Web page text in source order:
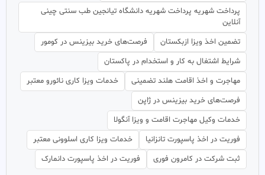
پرداخت شهریه پرداخت شهریه دانشگاه تیانجین طب سنتی چینی
آنلاین
تضمین اخذ ویزا ازبکستان
فرصت‌های خرید بیزینس در کومور
شرایط اشتغال به کار و استخدام در پاکستان
مهاجرت و اخذ اقامت هلند تضمینی
خدمات ویزا کاری نائورو معتبر
فرصت‌های خرید بیزینس در ژاپن
خدمات وکیل مهاجرت اقامت و ویزا آنگولا
فوریت در اخذ پاسپورت تانزانیا
خدمات ویزا کاری اسلوونی معتبر
ثبت شرکت در کامرون فوری
فوریت در اخذ پاسپورت دانمارک